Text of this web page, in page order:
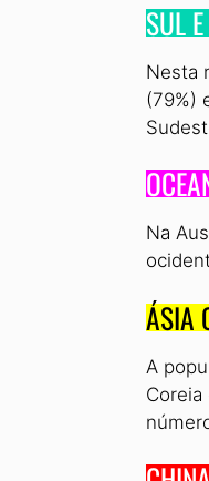
SUL
Nesta
(79%)
Na
ÁSIA
A